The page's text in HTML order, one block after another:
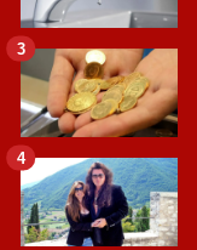
3
4